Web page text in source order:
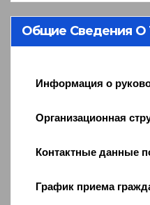
Общие Сведения
Информация о
Организационная
Контактные данные
График приема